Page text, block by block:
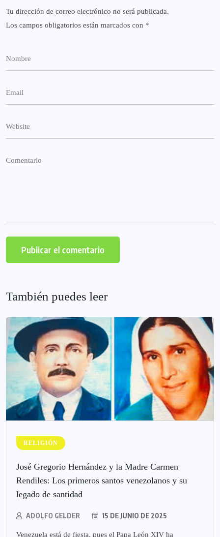
Tu dirección de correo electrónico no será publicada.
Los campos obligatorios están marcados con *
También puedes leer
RELIGIÓN
José Gregorio Hernández y la Madre Carmen
Rendiles: Los primeros santos venezolanos y su
legado de santidad
ADOLFO GELDER 15 DE JUNIO DE 2025
Venezuela está de fiesta, pues el Papa León XIV ha